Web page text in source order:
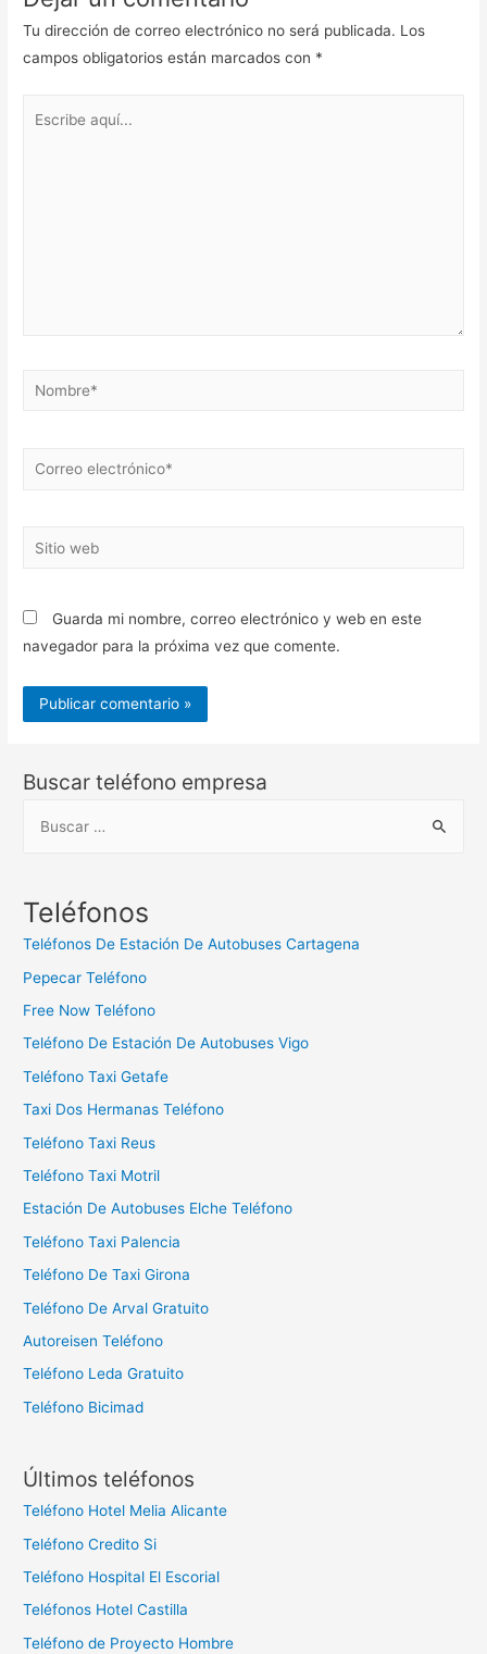
Tu dirección de correo electrónico no será publicada. Los
campos obligatorios están marcados con *
Nombre*
Correo
Sitio
Guarda mi nombre, correo electrónico y web en este
navegador para la próxima vez que comente.
Buscar teléfono empresa
c
:
Teléfonos
Teléfonos De Estación De Autobuses Cartagena
Pepecar Teléfono
Free Now Teléfono
Teléfono De Estación De Autobuses Vigo
Teléfono Taxi Getafe
Taxi Dos Hermanas Teléfono
Teléfono Taxi Reus
Teléfono Taxi Motril
Estación De Autobuses Elche Teléfono
Teléfono Taxi Palencia
Teléfono De Taxi Girona
Teléfono De Arval Gratuito
Autoreisen Teléfono
Teléfono Leda Gratuito
Teléfono Bicimad
Últimos teléfonos
Teléfono Hotel Melia Alicante
Teléfono Credito Si
Teléfono Hospital El Escorial
Teléfonos Hotel Castilla
Teléfono de Proyecto Hombre